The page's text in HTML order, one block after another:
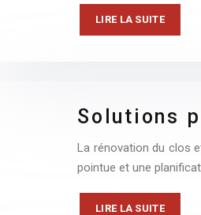
LIRE LA SUITE
Solutions
La rénovation du clos
pointue et une
LIRE LA SUITE